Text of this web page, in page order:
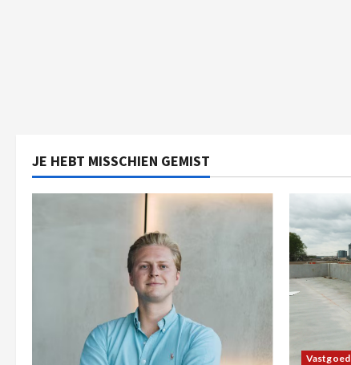
JE HEBT MISSCHIEN GEMIST
Vastgoed